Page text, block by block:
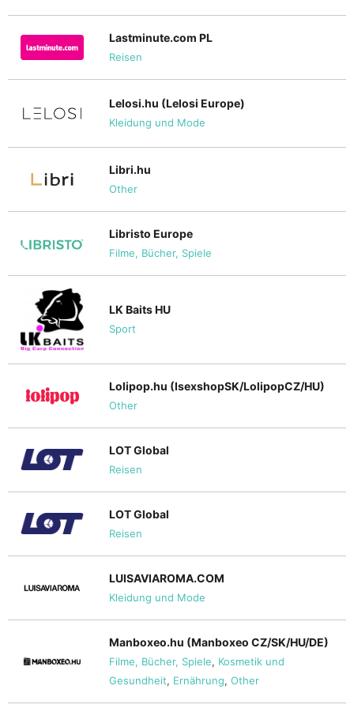
Lastminute.com PL
Reisen
Lelosi.hu (Lelosi Europe)
Kleidung und Mode
Libri.hu
Other
Libristo Europe
Filme, Bücher, Spiele
LK Baits HU
Sport
Lolipop.hu (IsexshopSK/LolipopCZ/HU)
Other
LOT Global
Reisen
LOT Global
Reisen
LUISAVIAROMA.COM
Kleidung und Mode
Manboxeo.hu (Manboxeo CZ/SK/HU/DE)
Filme, Bücher, Spiele, Kosmetik und
Gesundheit, Ernährung, Other